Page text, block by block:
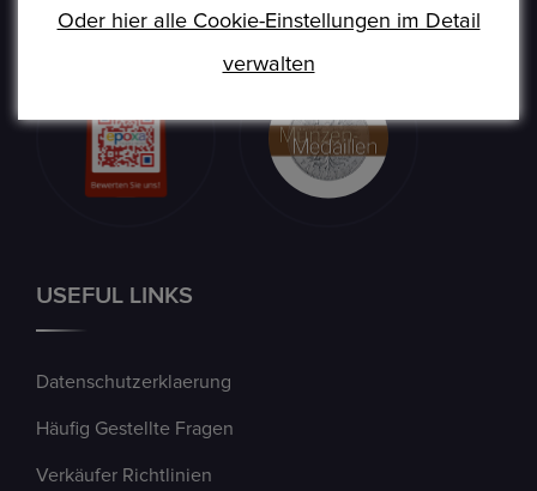
USEFUL LINKS
Datenschutzerklaerung
Häufig Gestellte Fragen
Verkäufer Richtlinien
Oder hier alle Cookie-Einstellungen im Detail
verwalten